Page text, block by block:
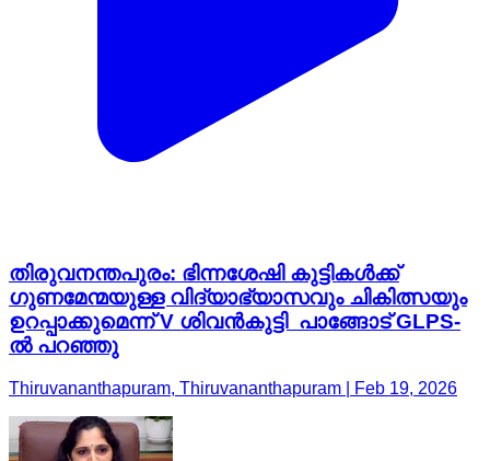
തിരുവനന്തപുരം: ഭിന്നശേഷി കുട്ടികൾക്ക്
ഗുണമേന്മയുള്ള വിദ്യാഭ്യാസവും ചികിത്സയും
ഉറപ്പാക്കുമെന്ന് V ശിവൻകുട്ടി പാങ്ങോട് GLPS-
ൽ പറഞ്ഞു
Thiruvananthapuram, Thiruvananthapuram | Feb 19, 2026